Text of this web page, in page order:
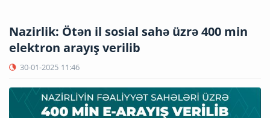
Nazirlik: Ötən il sosial sahə üzrə 400 min
elektron arayış verilib
30-01-2025 11:46